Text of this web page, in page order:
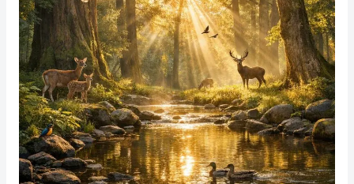
Der
gigantische
Hebel
für
eine
klimaneutrale
Zukunft